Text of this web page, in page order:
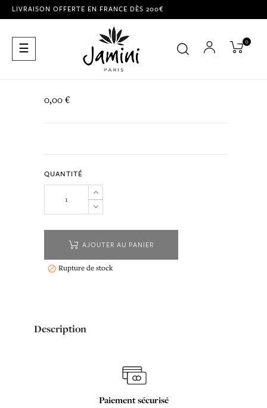
LIVRAISON OFFERTE EN FRANCE DÈS 200€
Basculer
la
☰ 0
0,00 €
QUANTITÉ
AJOUTER AU PANIER
 Rupture de stock
Description
Paiement sécurisé